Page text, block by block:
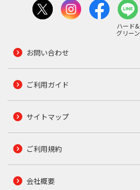
ハード&
グリーン
お問い合わせ
ご利用ガイド
サイトマップ
ご利用規約
会社概要